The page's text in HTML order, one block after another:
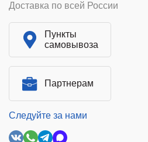
Доставка по всей России
Пункты
самовывоза
Партнерам
Следуйте за нами